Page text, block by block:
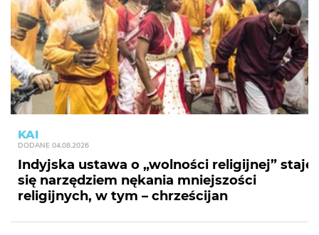
KAI
DODANE 04.08.2026
Indyjska ustawa o „wolności religijnej” staje
się narzędziem nękania mniejszości
religijnych, w tym – chrześcijan